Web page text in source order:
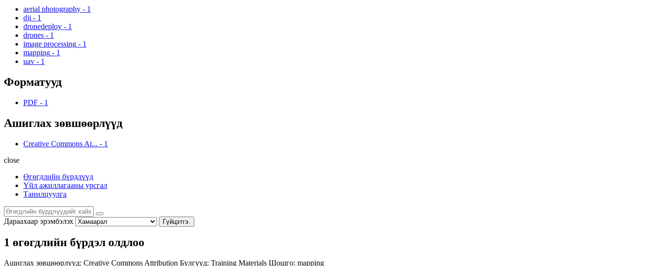
aerial photography - 1
dji - 1
dronedeploy - 1
drones - 1
image processing - 1
mapping - 1
uav - 1
Форматууд
PDF - 1
Ашиглах зөвшөөрлүүд
Creative Commons At... - 1
close
Өгөгдлийн бүрдлүүд
Үйл ажиллагааны урсгал
Танилцуулга
Дараахаар эрэмбэлэх Гүйцэтгэ.
1 өгөгдлийн бүрдэл олдлоо
Ашиглах зөвшөөрлүүд: Creative Commons Attribution Бүлгүүд: Training Materials Шошго: mapping